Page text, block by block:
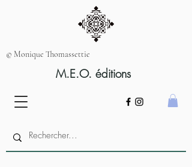
M.E.O. éditions
© Monique Thomassettie